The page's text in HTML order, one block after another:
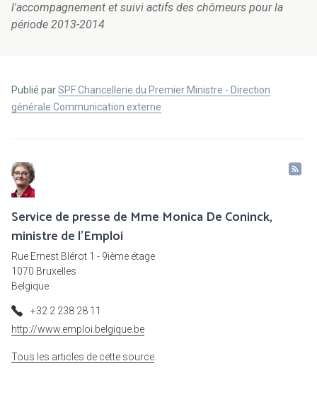
l'accompagnement et suivi actifs des chômeurs pour la
période 2013-2014
Publié parSPF Chancellerie du Premier Ministre - Direction
générale Communication externe
Service de presse de Mme Monica De Coninck,
ministre de l'Emploi
Rue Ernest Blérot 1 - 9ième étage
1070 Bruxelles
Belgique
+32 2 238 28 11
http://www.emploi.belgique.be
Tous les articles de cette source